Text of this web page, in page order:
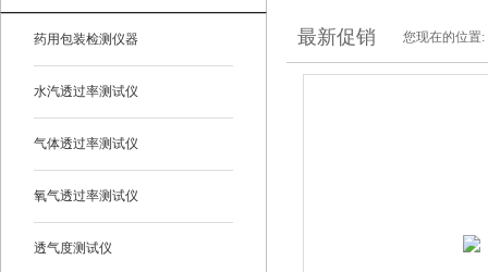
药用包装检测仪器
水汽透过率测试仪
气体透过率测试仪
氧气透过率测试仪
透气度测试仪
最新促销 您现在的位置: